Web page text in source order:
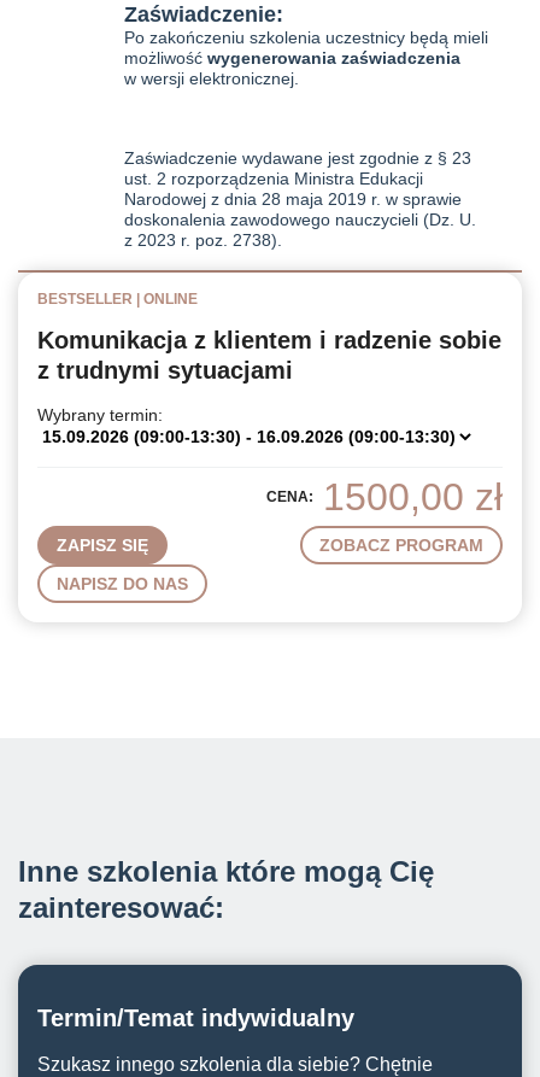
Zaświadczenie:
Po zakończeniu szkolenia uczestnicy będą mieli
możliwość wygenerowania zaświadczenia
w wersji elektronicznej.
Zaświadczenie wydawane jest zgodnie z § 23
ust. 2 rozporządzenia Ministra Edukacji
Narodowej z dnia 28 maja 2019 r. w sprawie
doskonalenia zawodowego nauczycieli (Dz. U.
z 2023 r. poz. 2738).
BESTSELLER | ONLINE
Komunikacja z klientem i radzenie sobie
z trudnymi sytuacjami
Wybrany termin:
CENA: 1500,00 zł
ZOBACZ PROGRAM
NAPISZ DO NAS
Inne szkolenia które mogą Cię
zainteresować:
Termin/Temat indywidualny
Szukasz innego szkolenia dla siebie? Chętnie